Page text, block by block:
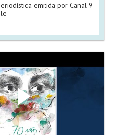
emitida por Canal 9